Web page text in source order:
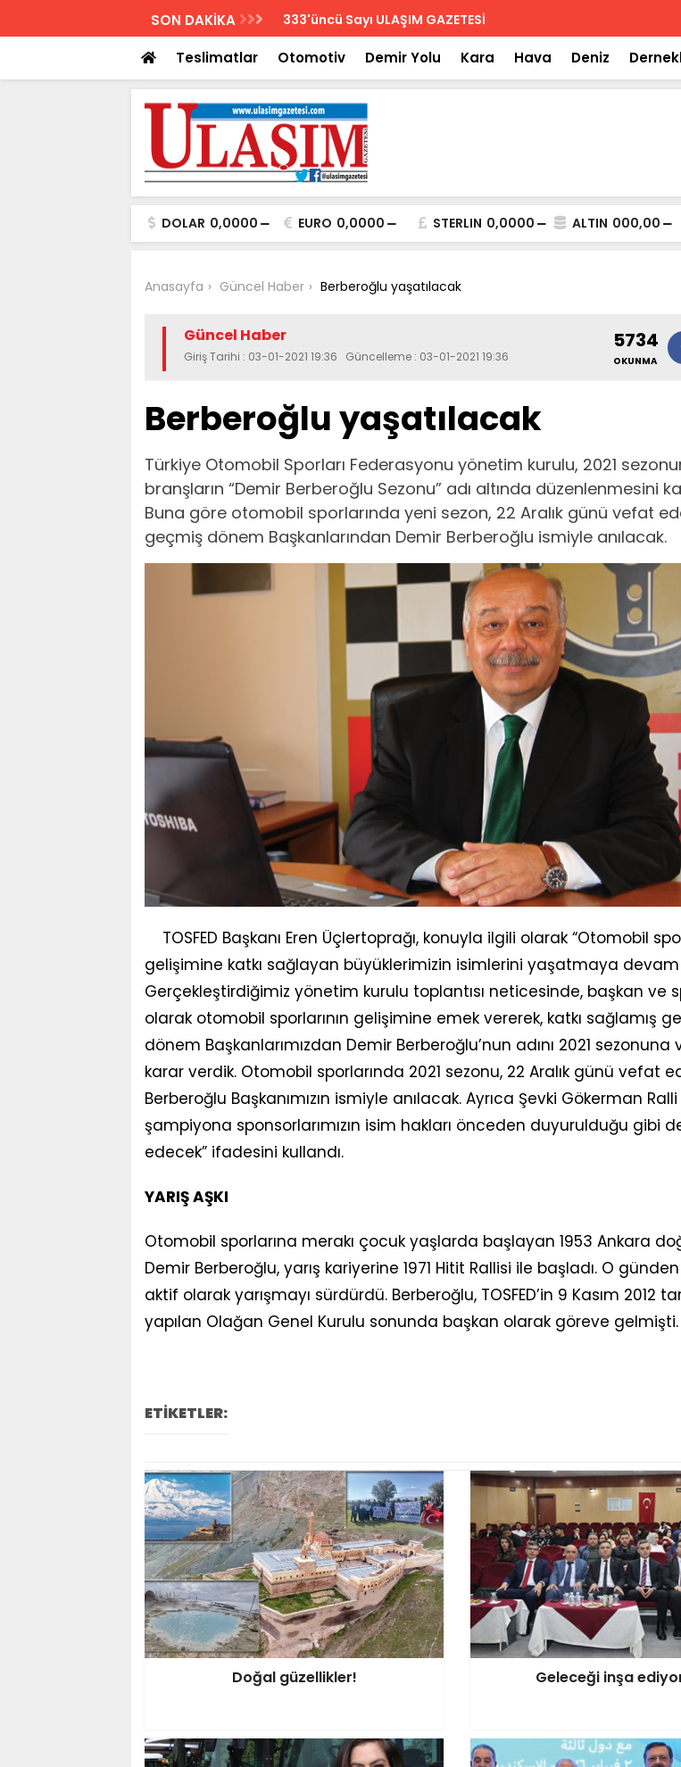
SON DAKİKA Biletler 12 saatte iade
Teslimatlar Otomotiv Demir Yolu Kara Hava Deniz
DOLAR 0,0000 EURO 0,0000 STERLIN 0,0000 ALTIN 000,00
Anasayfa Güncel Haber Berberoğlu yaşatılacak
Güncel Haber
Giriş Tarihi : 03-01-2021 19:36 Güncelleme : 03-01-2021 19:36
5734
OKUNMA
Berberoğlu yaşatılacak
Türkiye Otomobil Sporları Federasyonu yönetim kurulu, 2021
branşların “Demir Berberoğlu Sezonu” adı altında düzenlenmesini
Buna göre otomobil sporlarında yeni sezon, 22 Aralık günü vefat
geçmiş dönem Başkanlarından Demir Berberoğlu ismiyle anılacak.
TOSFED Başkanı Eren Üçlertoprağı, konuyla ilgili olarak “Otomobil
gelişimine katkı sağlayan büyüklerimizin isimlerini yaşatmaya
Gerçekleştirdiğimiz yönetim kurulu toplantısı neticesinde, başkan ve
olarak otomobil sporlarının gelişimine emek vererek, katkı sağlamış
dönem Başkanlarımızdan Demir Berberoğlu’nun adını 2021 sezonuna
karar verdik. Otomobil sporlarında 2021 sezonu, 22 Aralık günü vefat
Berberoğlu Başkanımızın ismiyle anılacak. Ayrıca Şevki Gökerman Ralli
şampiyona sponsorlarımızın isim hakları önceden duyurulduğu gibi
edecek” ifadesini kullandı.
YARIŞ AŞKI
Otomobil sporlarına merakı çocuk yaşlarda başlayan 1953 Ankara
Demir Berberoğlu, yarış kariyerine 1971 Hitit Rallisi ile başladı. O
aktif olarak yarışmayı sürdürdü. Berberoğlu, TOSFED’in 9 Kasım 2012
yapılan Olağan Genel Kurulu sonunda başkan olarak göreve gelmişti.
ETİKETLER:
Doğal güzellikler! Geleceği inşa